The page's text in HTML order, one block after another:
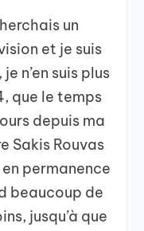
un
et je suis
n’en suis plus
que le temps
depuis ma
Sakis Rouvas
permanence
beaucoup de
jusqu’à que